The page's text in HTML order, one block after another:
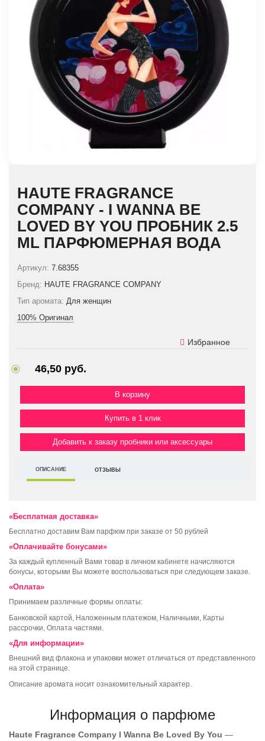
HAUTE FRAGRANCE
COMPANY - I WANNA BE
LOVED BY YOU ПРОБНИК 2.5
ML ПАРФЮМЕРНАЯ ВОДА
Артикул: 7.68355
Бренд: HAUTE FRAGRANCE COMPANY
Тип аромата: Для женщин
100% Оригинал
Избранное
46,50 руб.
Купить в 1 клик
Добавить к заказу пробники или аксессуары
ОПИСАНИЕ ОТЗЫВЫ
«Бесплатная доставка»
Бесплатно доставим Вам парфюм при заказе от 50 рублей
«Оплачивайте бонусами»
За каждый купленный Вами товар в личном кабинете начисляются
бонусы, которыми Вы можете воспользоваться при следующем заказе.
«Оплата»
Принимаем различные формы оплаты:
Банковской картой, Наложенным платежом, Наличными, Карты
рассрочки, Оплата частями.
«Для информации»
Внешний вид флакона и упаковки может отличаться от представленного
на этой странице.
Описание аромата носит ознакомительный характер.
Информация о парфюме
Haute Fragrance Company I Wanna Be Loved By You —